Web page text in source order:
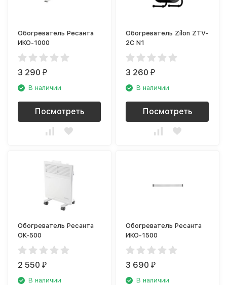
Обогреватель Ресанта
ИКО-1000
3 290₽
В наличии
Посмотреть
Обогреватель Zilon ZTV-
2С N1
3 260₽
В наличии
Посмотреть
Обогреватель Ресанта
ОК-500
2 550₽
В наличии
Обогреватель Ресанта
ИКО-1500
3 690₽
В наличии